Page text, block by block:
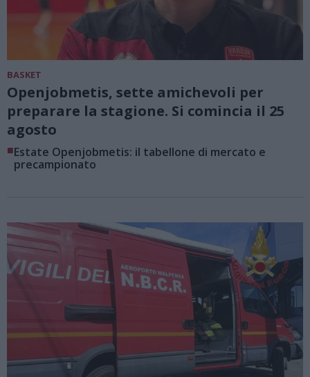
BASKET
Openjobmetis, sette amichevoli per
preparare la stagione. Si comincia il 25
agosto
■Estate Openjobmetis: il tabellone di mercato e
precampionato